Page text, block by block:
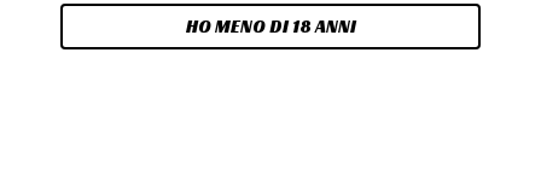
HO MENO DI 18 ANNI